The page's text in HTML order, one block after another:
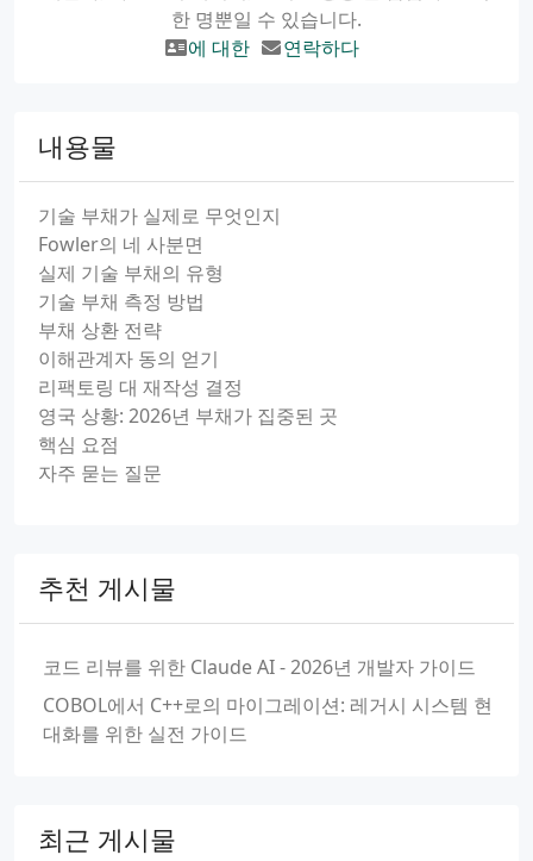
한 명뿐일 수 있습니다.
에 대한
연락하다
내용물
기술 부채가 실제로 무엇인지
Fowler의 네 사분면
실제 기술 부채의 유형
기술 부채 측정 방법
부채 상환 전략
이해관계자 동의 얻기
리팩토링 대 재작성 결정
영국 상황: 2026년 부채가 집중된 곳
핵심 요점
자주 묻는 질문
추천 게시물
코드 리뷰를 위한 Claude AI - 2026년 개발자 가이드
COBOL에서 C++로의 마이그레이션: 레거시 시스템 현
대화를 위한 실전 가이드
최근 게시물